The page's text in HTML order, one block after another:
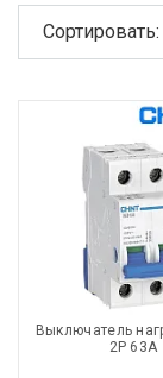
Сортировать:
Выключатель
2P 63A